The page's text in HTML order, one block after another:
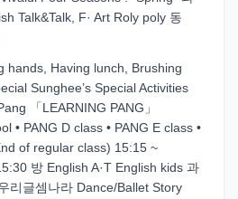
Talk&Talk, F· Art Roly poly 동
hands, Having lunch, Brushing
Sunghee’s Special Activities
「LEARNING PANG」
• PANG D class • PANG E class •
of regular class) 15:15 ~
방 English A·T English kids 과
리글셈나라 Dance/Ballet Story